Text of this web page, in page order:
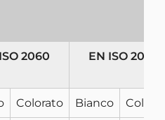
2060 EN ISO 2060
Colorato Bianco